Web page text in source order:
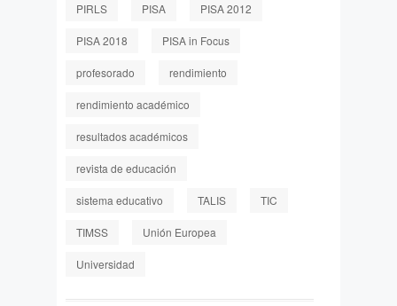
PIRLS PISA PISA 2012
PISA 2018 PISA in Focus
profesorado rendimiento
rendimiento académico
resultados académicos
revista de educación
sistema educativo TALIS TIC
TIMSS Unión Europea
Universidad